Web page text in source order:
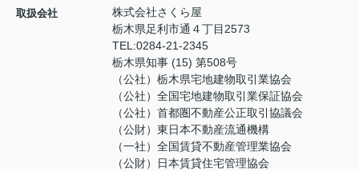
取扱会社
株式会社さくら屋
栃木県足利市通４丁目2573
TEL:0284-21-2345
栃木県知事 (15) 第508号
（公社）栃木県宅地建物取引業協会
（公社）全国宅地建物取引業保証協会
（公社）首都圏不動産公正取引協議会
（公財）東日本不動産流通機構
（一社）全国賃貸不動産管理業協会
（公財）日本賃貸住宅管理協会